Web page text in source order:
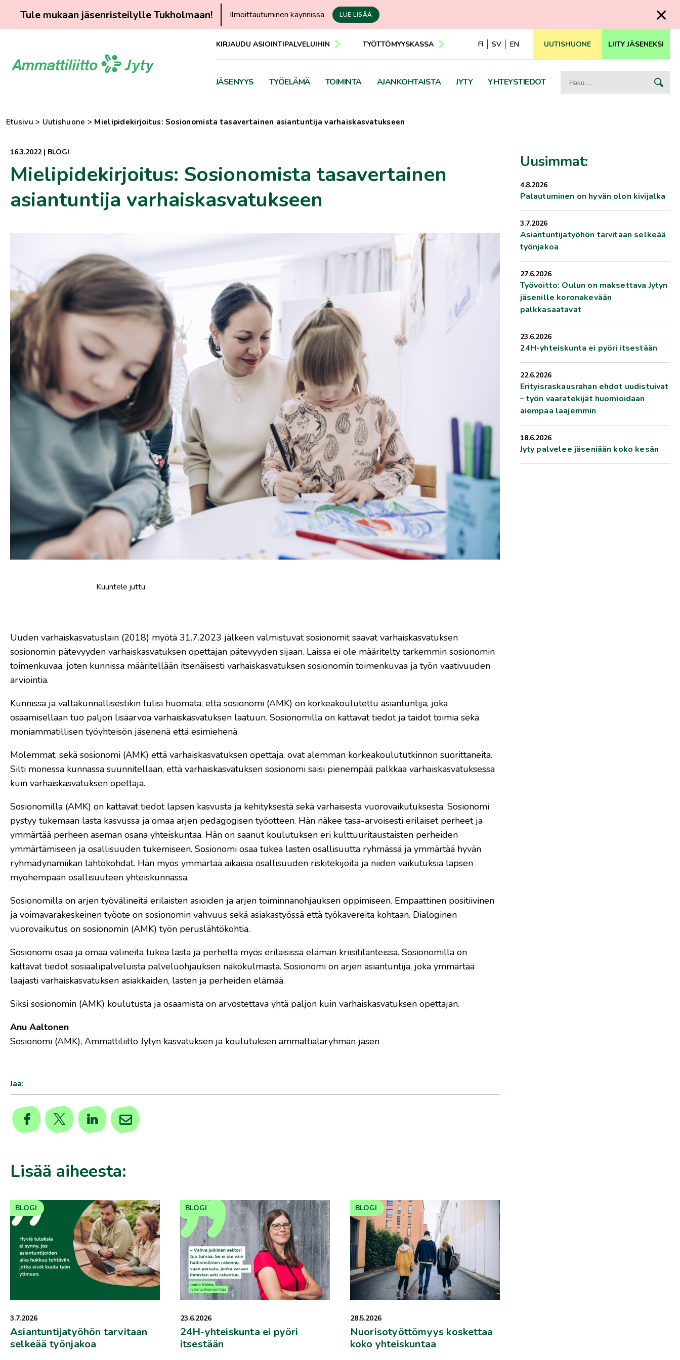
Tule mukaan jäsenristeilylle Tukholmaan! Ilmoittautuminen käynnissä LUE LISÄÄ
sisältöön
KIRJAUDU ASIOINTIPALVELUIHIN TYÖTTÖMYYSKASSA FI SV EN UUTISHUONE LIITY JÄSENEKSI
JÄSENYYS TYÖELÄMÄ TOIMINTA AJANKOHTAISTA JYTY YHTEYSTIEDOT Haku:
Etusivu > Uutishuone > Mielipidekirjoitus: Sosionomista tasavertainen asiantuntija varhaiskasvatukseen
16.3.2022| BLOGI
Mielipidekirjoitus: Sosionomista tasavertainen
asiantuntija varhaiskasvatukseen
Kuuntele juttu:
​Uuden varhaiskasvatuslain (2018) myötä 31.7.2023 jälkeen valmistuvat sosionomit saavat varhaiskasvatuksen
sosionomin pätevyyden varhaiskasvatuksen opettajan pätevyyden sijaan. Laissa ei ole määritelty tarkemmin sosionomin
toimenkuvaa, joten kunnissa määritellään itsenäisesti varhaiskasvatuksen sosionomin toimenkuvaa ja työn vaativuuden
arviointia.
Kunnissa ja valtakunnallisestikin tulisi huomata, että sosionomi (AMK) on korkeakoulutettu asiantuntija, joka
osaamisellaan tuo paljon lisäarvoa varhaiskasvatuksen laatuun. Sosionomilla on kattavat tiedot ja taidot toimia sekä
moniammatillisen työyhteisön jäsenenä että esimiehenä.
Molemmat, sekä sosionomi (AMK) että varhaiskasvatuksen opettaja, ovat alemman korkeakoulututkinnon suorittaneita.
Silti monessa kunnassa suunnitellaan, että varhaiskasvatuksen sosionomi saisi pienempää palkkaa varhaiskasvatuksessa
kuin varhaiskasvatuksen opettaja.
Sosionomilla (AMK) on kattavat tiedot lapsen kasvusta ja kehityksestä sekä varhaisesta vuorovaikutuksesta. Sosionomi
pystyy tukemaan lasta kasvussa ja omaa arjen pedagogisen työotteen. Hän näkee tasa-arvoisesti erilaiset perheet ja
ymmärtää perheen aseman osana yhteiskuntaa. Hän on saanut koulutuksen eri kulttuuritaustaisten perheiden
ymmärtämiseen ja osallisuuden tukemiseen. Sosionomi osaa tukea lasten osallisuutta ryhmässä ja ymmärtää hyvän
ryhmädynamiikan lähtökohdat. Hän myös ymmärtää aikaisia osallisuuden riskitekijöitä ja niiden vaikutuksia lapsen
myöhempään osallisuuteen yhteiskunnassa.
Sosionomilla on arjen työvälineitä erilaisten asioiden ja arjen toiminnanohjauksen oppimiseen. Empaattinen positiivinen
ja voimavarakeskeinen työote on sosionomin vahvuus sekä asiakastyössä että työkavereita kohtaan. Dialoginen
vuorovaikutus on sosionomin (AMK) työn peruslähtökohtia.
Sosionomi osaa ja omaa välineitä tukea lasta ja perhettä myös erilaisissa elämän kriisitilanteissa. Sosionomilla on
kattavat tiedot sosiaalipalveluista palveluohjauksen näkökulmasta. Sosionomi on arjen asiantuntija, joka ymmärtää
laajasti varhaiskasvatuksen asiakkaiden, lasten ja perheiden elämää.
Siksi sosionomin (AMK) koulutusta ja osaamista on arvostettava yhtä paljon kuin varhaiskasvatuksen opettajan.
Anu Aaltonen
Sosionomi (AMK), Ammattiliitto Jytyn kasvatuksen ja koulutuksen ammattialaryhmän jäsen
Jaa:
Lisää aiheesta:
3.7.2026
Asiantuntijatyöhön tarvitaan
selkeää työnjakoa
BLOGI
23.6.2026
24H-yhteiskunta ei pyöri
itsestään
BLOGI
28.5.2026
Nuorisotyöttömyys koskettaa
koko yhteiskuntaa
BLOGI
Uusimmat:
4.8.2026
Palautuminen on hyvän olon kivijalka
3.7.2026
Asiantuntijatyöhön tarvitaan selkeää
työnjakoa
27.6.2026
Työvoitto: Oulun on maksettava Jytyn
jäsenille koronakevään
palkkasaatavat
23.6.2026
24H-yhteiskunta ei pyöri itsestään
22.6.2026
Erityisraskausrahan ehdot uudistuivat
– työn vaaratekijät huomioidaan
aiempaa laajemmin
18.6.2026
Jyty palvelee jäseniään koko kesän